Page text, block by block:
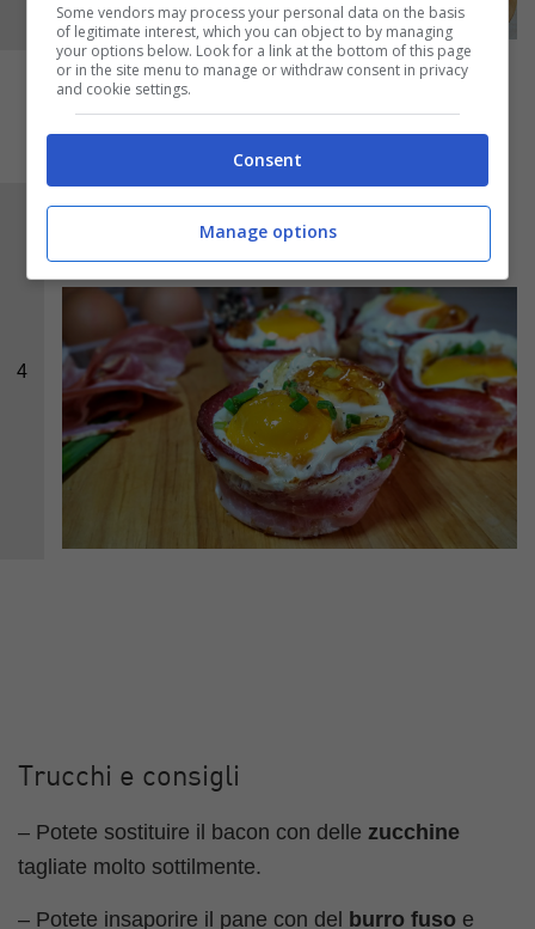
4
pronte per essere
Trucchi e consigli
– Potete sostituire il bacon con delle zucchine
tagliate molto sottilmente.
– Potete insaporire il pane con del burro fuso e
Some vendors may process your personal data on the basis
of legitimate interest, which you can object to by managing
your options below. Look for a link at the bottom of this page
or in the site menu to manage or withdraw consent in privacy
and cookie settings.
Consent
Manage options